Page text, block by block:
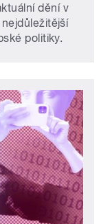
dění v
politiky.